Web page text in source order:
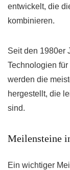
entwickelt, die
kombinieren.
Seit den 1980er
Technologien
werden die
hergestellt, die
sind.
Meilensteine
Ein wichtiger